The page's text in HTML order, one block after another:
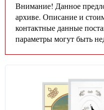
Внимание! Данное
архиве. Описание и
контактные данные
параметры могут быть